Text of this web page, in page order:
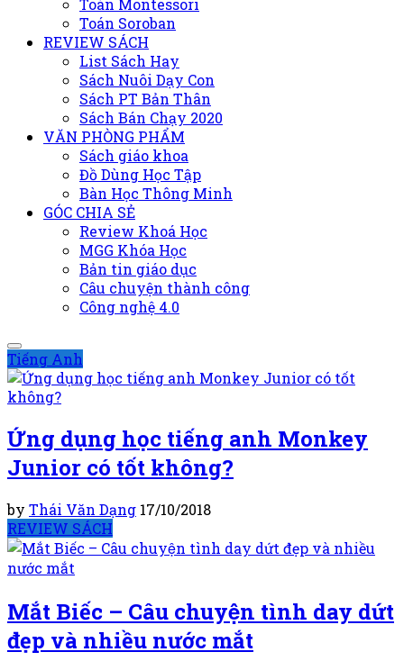
Toán Montessori
Toán Soroban
REVIEW SÁCH
List Sách Hay
Sách Nuôi Dạy Con
Sách PT Bản Thân
Sách Bán Chạy 2020
VĂN PHÒNG PHẨM
Sách giáo khoa
Đồ Dùng Học Tập
Bàn Học Thông Minh
GÓC CHIA SẺ
Review Khoá Học
MGG Khóa Học
Bản tin giáo dục
Câu chuyện thành công
Công nghệ 4.0
Tiếng Anh
Ứng dụng học tiếng anh Monkey
Junior có tốt không?
by Thái Văn Dạng 17/10/2018
REVIEW SÁCH
Mắt Biếc – Câu chuyện tình day dứt
đẹp và nhiều nước mắt